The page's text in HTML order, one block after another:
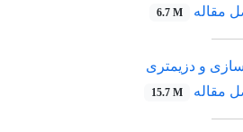
مقاله 6.7 M
و دزیمتری
مقاله 15.7 M